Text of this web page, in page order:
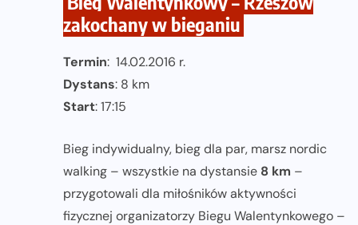
zakochany w bieganiu
Termin: 14.02.2016 r.
Dystans: 8 km
Start: 17:15
Bieg indywidualny, bieg dla par, marsz nordic
walking – wszystkie na dystansie 8 km –
przygotowali dla miłośników aktywności
fizycznej organizatorzy Biegu Walentynkowego –